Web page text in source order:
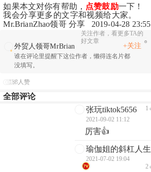
如果本文对你有帮助， 点赞鼓励一下！
我会分享更多的文字和视频给大家。
Mr.BrianZhao领哥 分享   2019-04-28 23:55
关注作者，看更多TA的
好文章
外贸人领哥MrBrian
谁在评论里提醒下这位作者，懒得连名片都
没填写。
+关注
188人赞
全部评论
张玩tiktok5656
2021-09-02 11:12
1
厉害👍
瑜伽姐的斜杠人生
2021-07-02 19:04
2